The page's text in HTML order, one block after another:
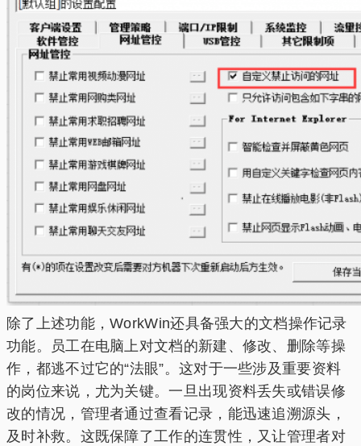
除了上述功能，WorkWin还具备强大的文档操作记录
功能。员工在电脑上对文档的新建、修改、删除等操
作，都逃不过它的“法眼”。这对于一些涉及重要资料
的岗位来说，尤为关键。一旦出现资料丢失或错误修
改的情况，管理者通过查看记录，能迅速追溯源头，
及时补救。这既保障了工作的连贯性，又让管理者对